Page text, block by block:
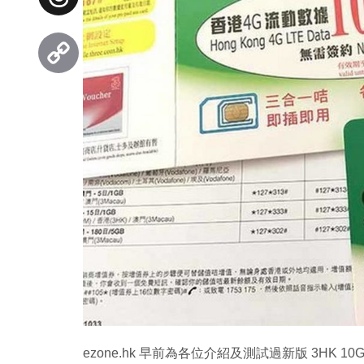
ezone.hk 早前為各位介紹及測試過新版 3HK
Threads
Copy
Link